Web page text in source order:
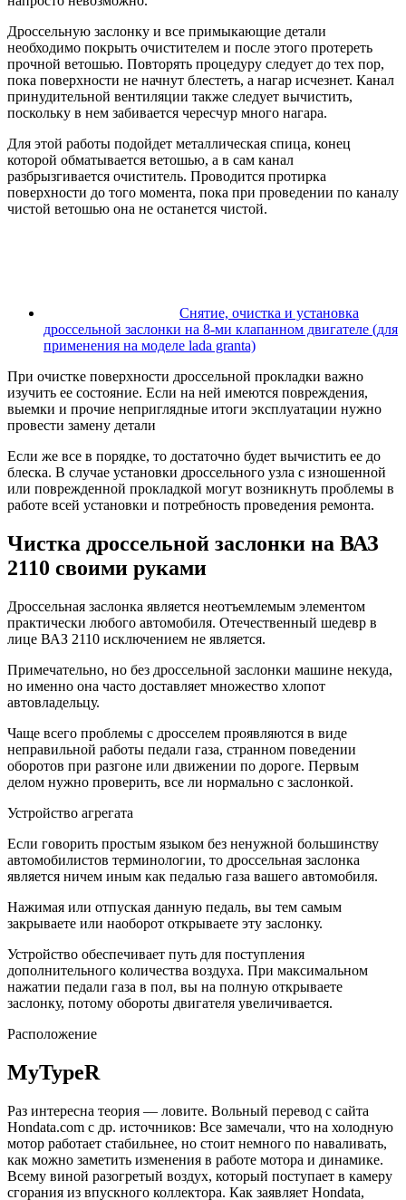
Дроссельную заслонку и все примыкающие детали
необходимо покрыть очистителем и после этого протереть
прочной ветошью. Повторять процедуру следует до тех пор,
пока поверхности не начнут блестеть, а нагар исчезнет. Канал
принудительной вентиляции также следует вычистить,
поскольку в нем забивается чересчур много нагара.
Для этой работы подойдет металлическая спица, конец
которой обматывается ветошью, а в сам канал
разбрызгивается очиститель. Проводится протирка
поверхности до того момента, пока при проведении по каналу
чистой ветошью она не останется чистой.
Снятие, очистка и установка
дроссельной заслонки на 8-ми клапанном двигателе (для
применения на моделе lada granta)
При очистке поверхности дроссельной прокладки важно
изучить ее состояние. Если на ней имеются повреждения,
выемки и прочие неприглядные итоги эксплуатации нужно
провести замену детали
Если же все в порядке, то достаточно будет вычистить ее до
блеска. В случае установки дроссельного узла с изношенной
или поврежденной прокладкой могут возникнуть проблемы в
работе всей установки и потребность проведения ремонта.
Чистка дроссельной заслонки на ВАЗ
2110 своими руками
Дроссельная заслонка является неотъемлемым элементом
практически любого автомобиля. Отечественный шедевр в
лице ВАЗ 2110 исключением не является.
Примечательно, но без дроссельной заслонки машине некуда,
но именно она часто доставляет множество хлопот
автовладельцу.
Чаще всего проблемы с дросселем проявляются в виде
неправильной работы педали газа, странном поведении
оборотов при разгоне или движении по дороге. Первым
делом нужно проверить, все ли нормально с заслонкой.
Устройство агрегата
Если говорить простым языком без ненужной большинству
автомобилистов терминологии, то дроссельная заслонка
является ничем иным как педалью газа вашего автомобиля.
Нажимая или отпуская данную педаль, вы тем самым
закрываете или наоборот открываете эту заслонку.
Устройство обеспечивает путь для поступления
дополнительного количества воздуха. При максимальном
нажатии педали газа в пол, вы на полную открываете
заслонку, потому обороты двигателя увеличивается.
Расположение
MyTypeR
Раз интересна теория — ловите. Вольный перевод с сайта
Hondata.com с др. источников: Все замечали, что на холодную
мотор работает стабильнее, но стоит немного по наваливать,
как можно заметить изменения в работе мотора и динамике.
Всему виной разогретый воздух, который поступает в камеру
сгорания из впускного коллектора. Как заявляет Hondata,